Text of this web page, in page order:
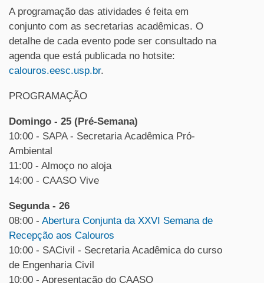
A programação das atividades é feita em
conjunto com as secretarias acadêmicas. O
detalhe de cada evento pode ser consultado na
agenda que está publicada no hotsite:
calouros.eesc.usp.br.
PROGRAMAÇÃO
Domingo - 25 (Pré-Semana)
10:00 - SAPA - Secretaria Acadêmica Pró-
Ambiental
11:00 - Almoço no aloja
14:00 - CAASO Vive
Segunda - 26
08:00 - Abertura Conjunta da XXVI Semana de
Recepção aos Calouros
10:00 - SACivil - Secretaria Acadêmica do curso
de Engenharia Civil
10:00 - Apresentação do CAASO